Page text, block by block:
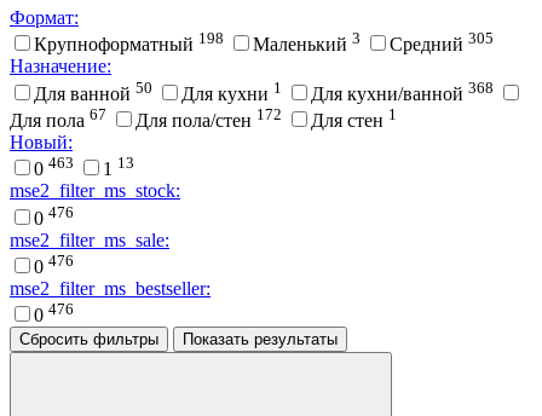
Формат:
Крупноформатный 198 Маленький 3 Средний 305
Назначение:
Для ванной 50 Для кухни 1 Для кухни/ванной 368
Для пола 67 Для пола/стен 172 Для стен 1
Новый:
0 463 1 13
mse2_filter_ms_stock:
0 476
mse2_filter_ms_sale:
0 476
mse2_filter_ms_bestseller:
0 476
Сбросить фильтры
Показать результаты